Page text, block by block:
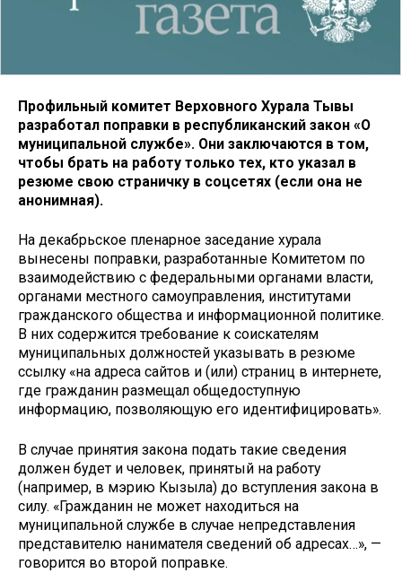
Профильный комитет Верховного Хурала Тывы
разработал поправки в республиканский закон «О
муниципальной службе». Они заключаются в том,
чтобы брать на работу только тех, кто указал в
резюме свою страничку в соцсетях (если она не
анонимная).
На декабрьское пленарное заседание хурала
вынесены поправки, разработанные Комитетом по
взаимодействию с федеральными органами власти,
органами местного самоуправления, институтами
гражданского общества и информационной политике.
В них содержится требование к соискателям
муниципальных должностей указывать в резюме
ссылку «на адреса сайтов и (или) страниц в интернете,
где гражданин размещал общедоступную
информацию, позволяющую его идентифицировать».
В случае принятия закона подать такие сведения
должен будет и человек, принятый на работу
(например, в мэрию Кызыла) до вступления закона в
силу. «Гражданин не может находиться на
муниципальной службе в случае непредставления
представителю нанимателя сведений об адресах…», —
говорится во второй поправке.